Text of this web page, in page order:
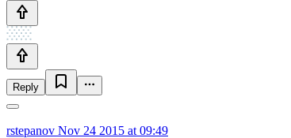
Reply
rstepanov Nov 24 2015 at 09:49